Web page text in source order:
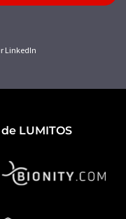
LinkedIn
LUMITOS